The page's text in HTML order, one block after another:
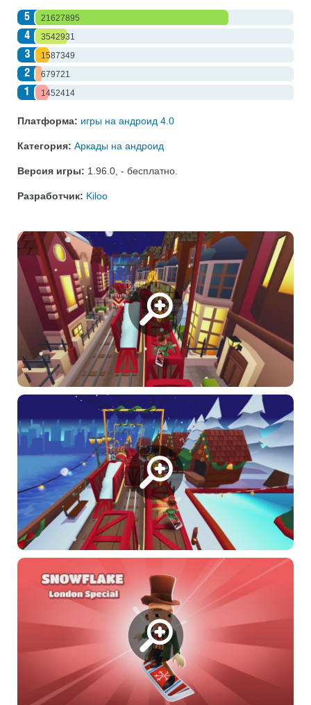
5 21627895
4 3542931
3 1587349
2 679721
1 1452414
Платформа: игры на андроид 4.0
Категория: Аркады на андроид
Версия игры: 1.96.0 - бесплатно
Разработчик: Kiloo